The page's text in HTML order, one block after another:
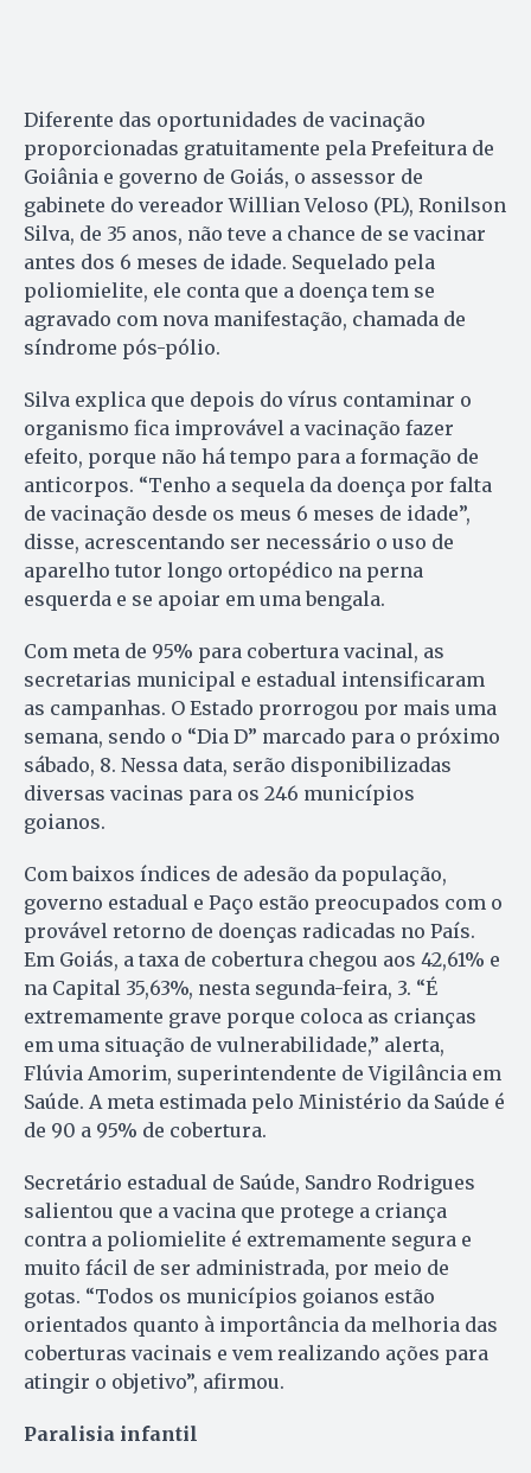
Diferente das oportunidades de vacinação
proporcionadas gratuitamente pela Prefeitura de
Goiânia e governo de Goiás, o assessor de
gabinete do vereador Willian Veloso (PL), Ronilson
Silva, de 35 anos, não teve a chance de se vacinar
antes dos 6 meses de idade. Sequelado pela
poliomielite, ele conta que a doença tem se
agravado com nova manifestação, chamada de
síndrome pós-pólio.
Silva explica que depois do vírus contaminar o
organismo fica improvável a vacinação fazer
efeito, porque não há tempo para a formação de
anticorpos. “Tenho a sequela da doença por falta
de vacinação desde os meus 6 meses de idade”,
disse, acrescentando ser necessário o uso de
aparelho tutor longo ortopédico na perna
esquerda e se apoiar em uma bengala.
Com meta de 95% para cobertura vacinal, as
secretarias municipal e estadual intensificaram
as campanhas. O Estado prorrogou por mais uma
semana, sendo o “Dia D” marcado para o próximo
sábado, 8. Nessa data, serão disponibilizadas
diversas vacinas para os 246 municípios
goianos.
Com baixos índices de adesão da população,
governo estadual e Paço estão preocupados com o
provável retorno de doenças radicadas no País.
Em Goiás, a taxa de cobertura chegou aos 42,61% e
na Capital 35,63%, nesta segunda-feira, 3. “É
extremamente grave porque coloca as crianças
em uma situação de vulnerabilidade,” alerta,
Flúvia Amorim, superintendente de Vigilância em
Saúde. A meta estimada pelo Ministério da Saúde é
de 90 a 95% de cobertura.
Secretário estadual de Saúde, Sandro Rodrigues
salientou que a vacina que protege a criança
contra a poliomielite é extremamente segura e
muito fácil de ser administrada, por meio de
gotas. “Todos os municípios goianos estão
orientados quanto à importância da melhoria das
coberturas vacinais e vem realizando ações para
atingir o objetivo”, afirmou.
Paralisia infantil